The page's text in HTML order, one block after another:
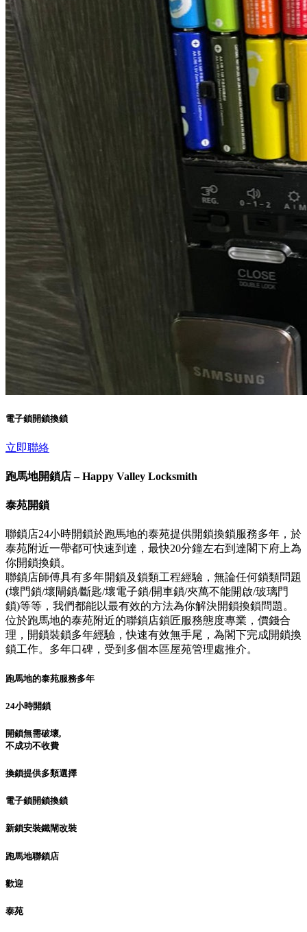
電子鎖開鎖換鎖
立即聯絡
跑馬地開鎖店 – Happy Valley Locksmith
泰苑開鎖
聯鎖店24小時開鎖於跑馬地的泰苑提供開鎖換鎖服務多年，於
泰苑附近一帶都可快速到達，最快20分鐘左右到達閣下府上為
你開鎖換鎖。
聯鎖店師傅具有多年開鎖及鎖類工程經驗，無論任何鎖類問題
(壞門鎖/壞閘鎖/斷匙/壞電子鎖/開車鎖/夾萬不能開啟/玻璃門
鎖)等等，我們都能以最有效的方法為你解決開鎖換鎖問題。
位於跑馬地的泰苑附近的聯鎖店鎖匠服務態度專業，價錢合
理，開鎖裝鎖多年經驗，快速有效無手尾，為閣下完成開鎖換
鎖工作。多年口碑，受到多個本區屋苑管理處推介。
跑馬地的泰苑服務多年
24小時開鎖
開鎖無需破壞,
不成功不收費
換鎖提供多類選擇
電子鎖開鎖換鎖
新鎖安裝鐵閘改裝
跑馬地聯鎖店
歡迎
泰苑